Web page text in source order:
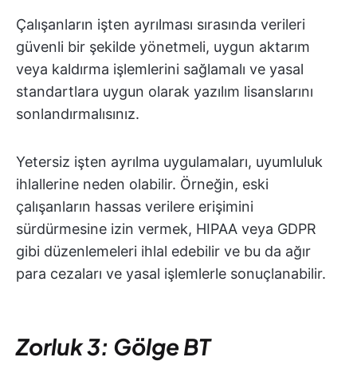
Çalışanların işten ayrılması sırasında verileri
güvenli bir şekilde yönetmeli, uygun aktarım
veya kaldırma işlemlerini sağlamalı ve yasal
standartlara uygun olarak yazılım lisanslarını
sonlandırmalısınız.
Yetersiz işten ayrılma uygulamaları, uyumluluk
ihlallerine neden olabilir. Örneğin, eski
çalışanların hassas verilere erişimini
sürdürmesine izin vermek, HIPAA veya GDPR
gibi düzenlemeleri ihlal edebilir ve bu da ağır
para cezaları ve yasal işlemlerle sonuçlanabilir.
Zorluk 3: Gölge BT